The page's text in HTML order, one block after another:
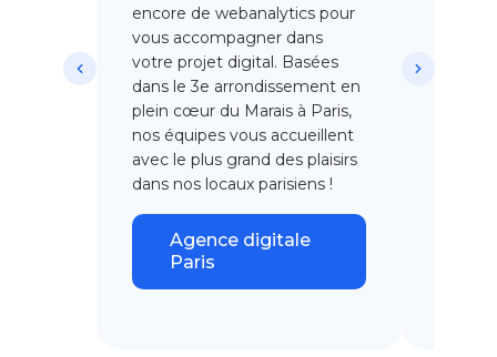
encore de webanalytics pour
vous accompagner dans
votre projet digital. Basées
dans le 3e arrondissement en
plein cœur du Marais à Paris,
nos équipes vous accueillent
avec le plus grand des plaisirs
dans nos locaux parisiens !
Agence digitale
Paris